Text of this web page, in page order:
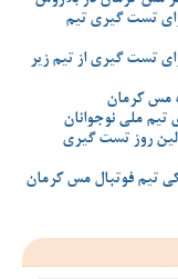
تست گیری تیم
تست گیری از تیم زیر
مس کرمان
ملی نوجوانان
روز تست گیری
تیم فوتبال مس کرمان